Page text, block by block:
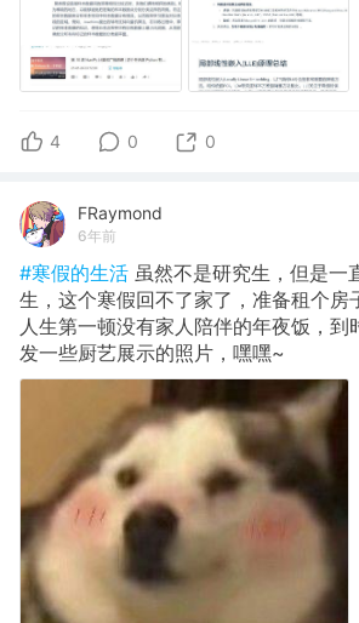
4 0 0
FRaymond
6年前
#寒假的生活 虽然不是研究生，但是一
生，这个寒假回不了家了，准备租个房
人生第一顿没有家人陪伴的年夜饭，到
发一些厨艺展示的照片，嘿嘿~